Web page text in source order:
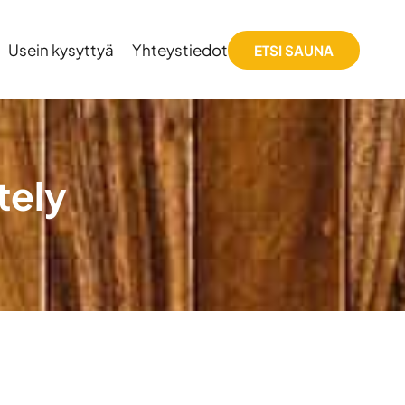
Usein kysyttyä Yhteystiedot ETSI SAUNA